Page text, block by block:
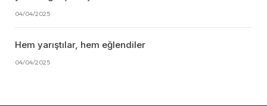
04/04/2025
Hem yarıştılar, hem eğlendiler
04/04/2025